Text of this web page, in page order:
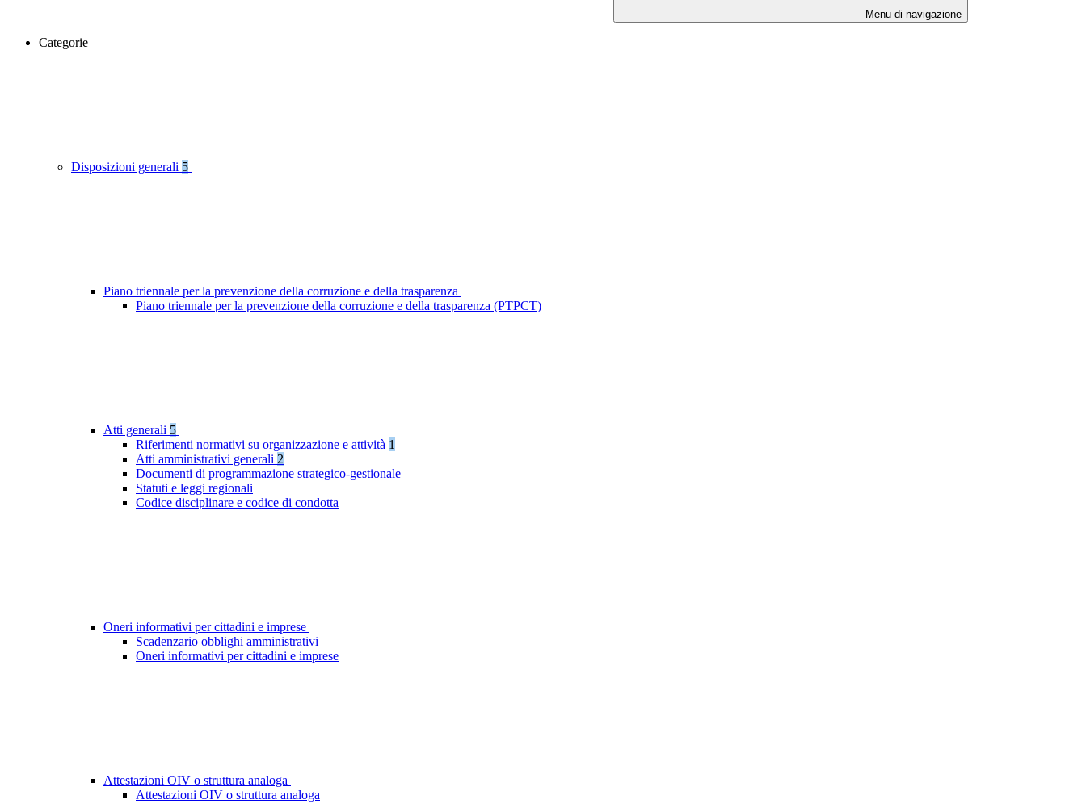
Menu di navigazione
Categorie
Disposizioni generali 5
Piano triennale per la prevenzione della corruzione e della trasparenza
Piano triennale per la prevenzione della corruzione e della trasparenza (PTPCT)
Atti generali 5
Riferimenti normativi su organizzazione e attività 1
Atti amministrativi generali 2
Documenti di programmazione strategico-gestionale
Statuti e leggi regionali
Codice disciplinare e codice di condotta
Oneri informativi per cittadini e imprese
Scadenzario obblighi amministrativi
Oneri informativi per cittadini e imprese
Attestazioni OIV o struttura analoga
Attestazioni OIV o struttura analoga